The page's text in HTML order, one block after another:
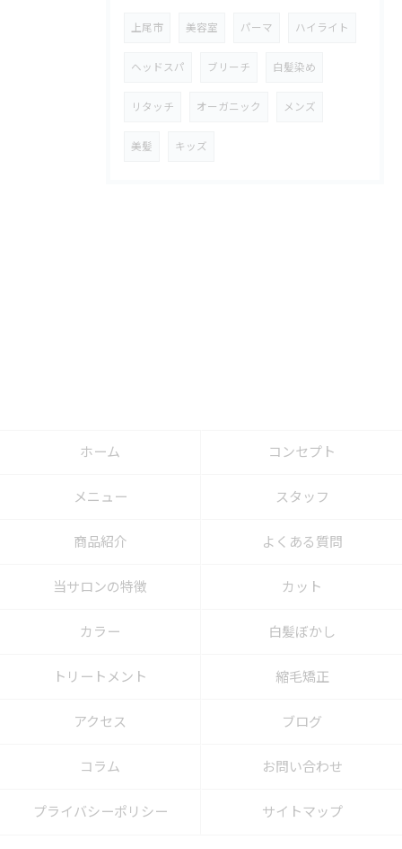
上尾市 美容室 パーマ ハイライト
ヘッドスパ ブリーチ 白髪染め
リタッチ オーガニック メンズ
美髪 キッズ
ホーム コンセプト
メニュー スタッフ
商品紹介 よくある質問
当サロンの特徴 カット
カラー 白髪ぼかし
トリートメント 縮毛矯正
アクセス ブログ
コラム お問い合わせ
プライバシーポリシー サイトマップ